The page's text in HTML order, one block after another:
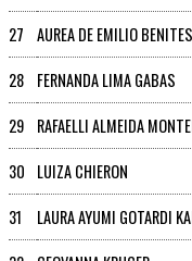
27
AUREA DE EMILIO BENITES
28
FERNANDA LIMA GABAS
29
RAFAELLI ALMEIDA
30
LUIZA CHIERON
31
LAURA AYUMI GOTARDI